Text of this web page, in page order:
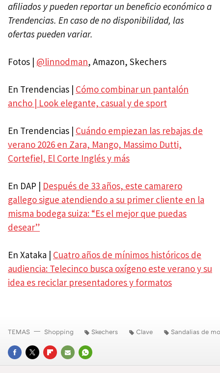
afiliados y pueden reportar un beneficio económico a
Trendencias. En caso de no disponibilidad, las
ofertas pueden variar.
Fotos | @linnodman, Amazon, Skechers
En Trendencias | Cómo combinar un pantalón
ancho | Look elegante, casual y de sport
En Trendencias | Cuándo empiezan las rebajas de
verano 2026 en Zara, Mango, Massimo Dutti,
Cortefiel, El Corte Inglés y más
En DAP | Después de 33 años, este camarero
gallego sigue atendiendo a su primer cliente en la
misma bodega suiza: “Es el mejor que puedas
desear”
En Xataka | Cuatro años de mínimos históricos de
audiencia: Telecinco busca oxígeno este verano y su
idea es reciclar presentadores y formatos
FACEBOOK
TWITTERFLIPBOARD
E-
WHATSAPP
TEMAS Shopping Skechers Clave Sandalias de